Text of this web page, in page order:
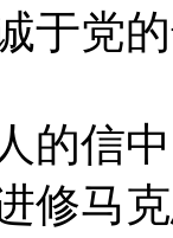
于党
的信
修马